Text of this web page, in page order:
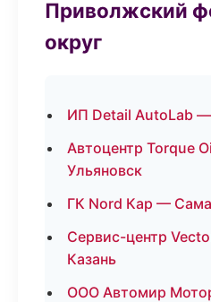
Приволжский
округ
ИП Detail AutoLab
Автоцентр Torque
Ульяновск
ГК Nord Кар —
Сервис-центр
Казань
ООО Автомир